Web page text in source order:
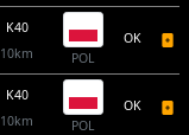
K40
10km
POL
OK
K40
10km
POL
OK